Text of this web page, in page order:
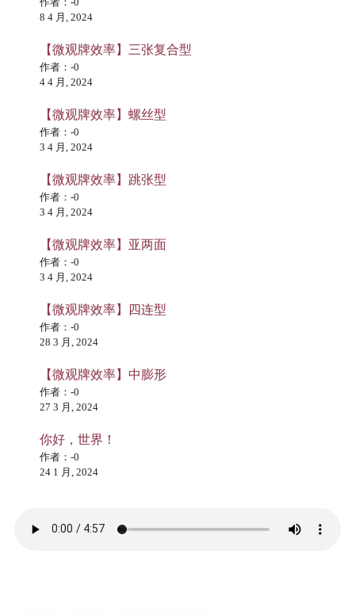
8 4 月, 2024
【微观牌效率】三张复合型
作者：-0
4 4 月, 2024
【微观牌效率】螺丝型
作者：-0
3 4 月, 2024
【微观牌效率】跳张型
作者：-0
3 4 月, 2024
【微观牌效率】亚两面
作者：-0
3 4 月, 2024
【微观牌效率】四连型
作者：-0
28 3 月, 2024
【微观牌效率】中膨形
作者：-0
27 3 月, 2024
你好，世界！
作者：-0
24 1 月, 2024